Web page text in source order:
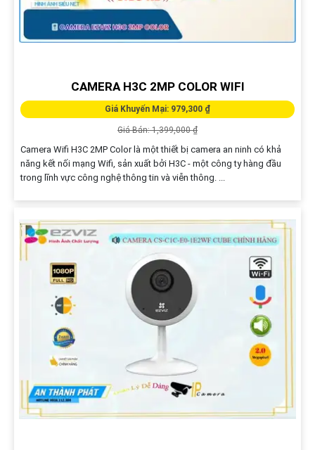
CAMERA H3C 2MP COLOR WIFI
Giá Khuyến Mại: 979,300 ₫
Giá Bán: 1,399,000 ₫
Camera Wifi H3C 2MP Color là một thiết bị camera an ninh có khả
năng kết nối mạng Wifi, sản xuất bởi H3C - một công ty hàng đầu
trong lĩnh vực công nghệ thông tin và viễn thông. ...